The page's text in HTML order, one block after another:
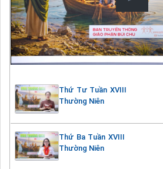
Thứ Tư Tuần XVIII
Thường Niên
Thứ Ba Tuần XVIII
Thường Niên